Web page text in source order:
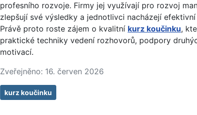
profesního rozvoje. Firmy jej využívají pro rozvoj
zlepšují své výsledky a jednotlivci nacházejí
Právě proto roste zájem o kvalitní kurz koučinku,
praktické techniky vedení rozhovorů, podpory
motivací.
Zveřejněno: 16. červen 2026
kurz koučinku